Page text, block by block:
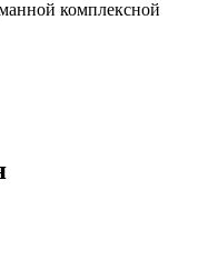
комплексной